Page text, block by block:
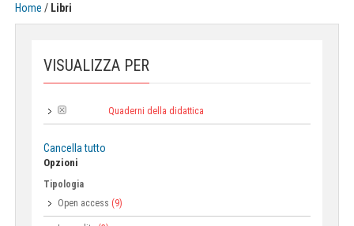
Home / Libri
VISUALIZZA PER
Quaderni della didattica
Cancella tutto
Opzioni
Tipologia
Open access (9)